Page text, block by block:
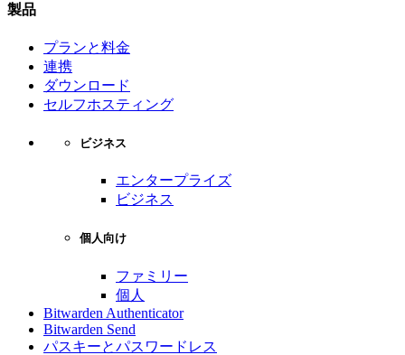
製品
プランと料金
連携
ダウンロード
セルフホスティング
ビジネス
エンタープライズ
ビジネス
個人向け
ファミリー
個人
Bitwarden Authenticator
Bitwarden Send
パスキーとパスワードレス